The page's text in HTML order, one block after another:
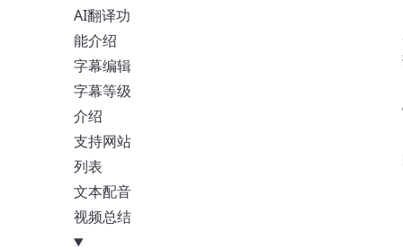
AI翻译功
能介绍
字幕编辑
字幕等级
介绍
支持网站
列表
文本配音
视频总结